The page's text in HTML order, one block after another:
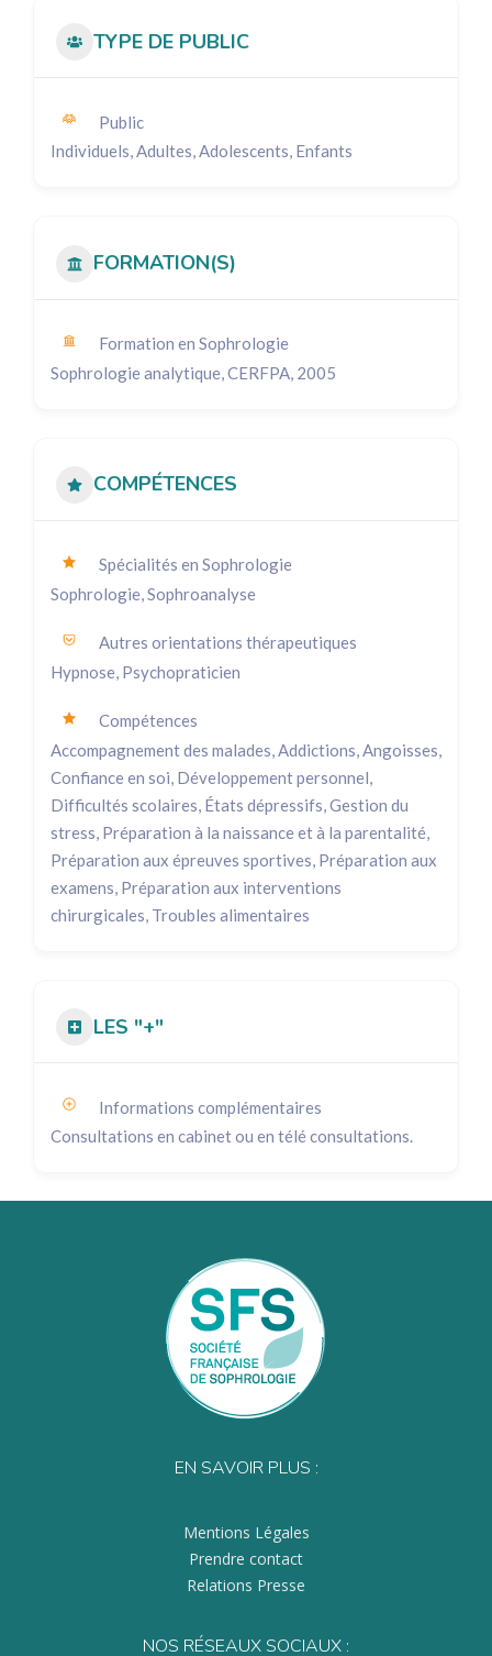
TYPE DE PUBLIC
Public
Individuels, Adultes, Adolescents, Enfants
FORMATION(S)
Formation en Sophrologie
Sophrologie analytique, CERFPA, 2005
COMPÉTENCES
Spécialités en Sophrologie
Sophrologie, Sophroanalyse
Autres orientations thérapeutiques
Hypnose, Psychopraticien
Compétences
Accompagnement des malades, Addictions, Angoisses,
Confiance en soi, Développement personnel,
Difficultés scolaires, États dépressifs, Gestion du
stress, Préparation à la naissance et à la parentalité,
Préparation aux épreuves sportives, Préparation aux
examens, Préparation aux interventions
chirurgicales, Troubles alimentaires
LES "+"
Informations complémentaires
Consultations en cabinet ou en télé consultations.
EN SAVOIR PLUS :
Mentions Légales
Prendre contact
Relations Presse
NOS RÉSEAUX SOCIAUX :